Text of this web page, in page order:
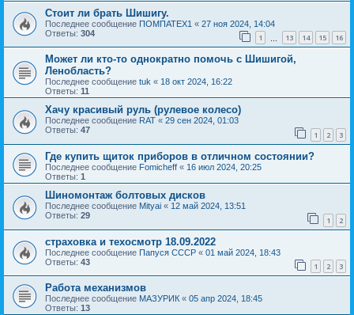
Стоит ли брать Шишигу.
Последнее сообщение ПОМПАТЕХ1 « 27 ноя 2024, 14:04
Ответы: 304 1 13 14 15 16
Может ли кто-то однократно помочь с Шишигой,
Ленобласть?
Последнее сообщение tuk « 18 окт 2024, 16:22
Ответы: 11
Хачу красивый руль (рулевое колесо)
Последнее сообщение RAT « 29 сен 2024, 01:03
Ответы: 47 1 2 3
Где купить щиток приборов в отличном состоянии?
Последнее сообщение Fomicheff « 16 июл 2024, 20:25
Ответы: 1
Шиномонтаж болтовых дисков
Последнее сообщение Mityai « 12 май 2024, 13:51
Ответы: 29 1 2
страховка и техосмотр 18.09.2022
Последнее сообщение Папуся СССР « 01 май 2024, 18:43
Ответы: 43 1 2 3
Работа механизмов
Последнее сообщение МАЗУРИК « 05 апр 2024, 18:45
Ответы: 13